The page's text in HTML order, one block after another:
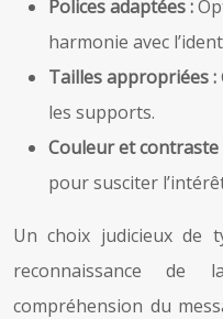
Polices adaptées :
harmonie avec
Tailles appropriées :
les supports.
Couleur et contraste
pour susciter
Un choix judicieux de
reconnaissance
compréhension du